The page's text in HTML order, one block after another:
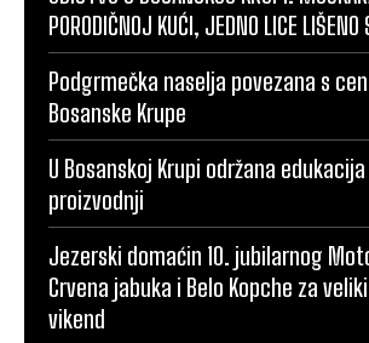
PORODIČNOJ KUĆI, JEDNO LICE LIŠENO
Podgrmečka naselja povezana s
Bosanske Krupe
U Bosanskoj Krupi održana
proizvodnji
Jezerski domaćin 10. jubilarnog
Crvena jabuka i Belo Kopche za
vikend